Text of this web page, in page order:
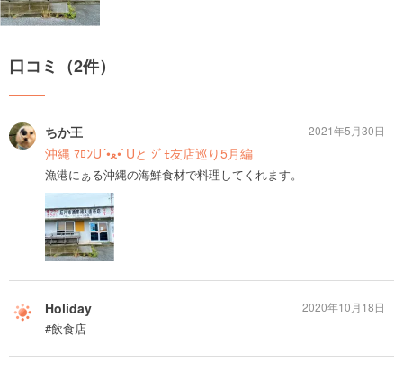
口コミ（2件）
ちか王
沖縄 ﾏﾛﾝU´•ﻌ•`Uと ｼﾞﾓ友店巡り5月編
漁港にぁる沖縄の海鮮食材で料理してくれます。
2021年5月30日
Holiday
#飲食店
2020年10月18日